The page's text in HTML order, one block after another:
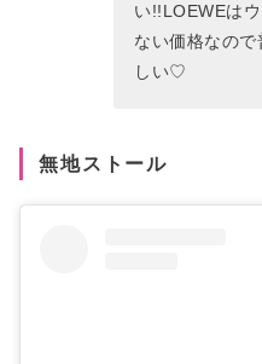
い!!LOEWEは
ない価格なの
しい♡
無地ストール